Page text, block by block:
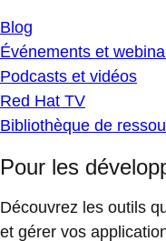
Blog
Événements et
Podcasts et vidéos
Red Hat TV
Bibliothèque de
Pour les
Découvrez les outils
et gérer vos